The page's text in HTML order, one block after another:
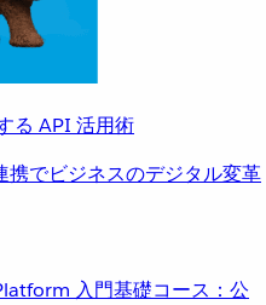
る API 活用術
でビジネスのデジタル変革
入門基礎コース：公